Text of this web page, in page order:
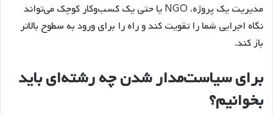
مدیریت یک پروژه، NGO یا حتی یک کسب‌وکار کوچک می‌تواند
نگاه اجرایی شما را تقویت کند و راه را برای ورود به سطوح بالاتر
باز کند.
برای سیاست‌مدار شدن چه رشته‌ای باید
بخوانیم؟